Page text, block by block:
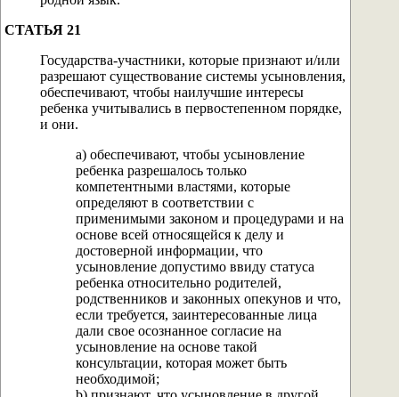
СТАТЬЯ 21
Государства-участники, которые признают и/или
разрешают существование системы усыновления,
обеспечивают, чтобы наилучшие интересы
ребенка учитывались в первостепенном порядке,
и они.
а) обеспечивают, чтобы усыновление
ребенка разрешалось только
компетентными властями, которые
определяют в соответствии с
применимыми законом и процедурами и на
основе всей относящейся к делу и
достоверной информации, что
усыновление допустимо ввиду статуса
ребенка относительно родителей,
родственников и законных опекунов и что,
если требуется, заинтересованные лица
дали свое осознанное согласие на
усыновление на основе такой
консультации, которая может быть
необходимой;